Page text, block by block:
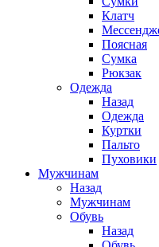
Клатч
Поясная
Сумка
Рюкзак
Одежда
Назад
Одежда
Куртки
Пальто
Пуховики
Мужчинам
Назад
Мужчинам
Обувь
Назад